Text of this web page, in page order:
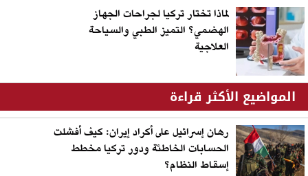
لماذا تختار تركيا لجراحات الجهاز
الهضمي؟ التميز الطبي والسياحة
العلاجية
المواضيع الأكثر قراءة
رهان إسرائيل على أكراد إيران: كيف أفشلت
الحسابات الخاطئة ودور تركيا مخطط
إسقاط النظام؟